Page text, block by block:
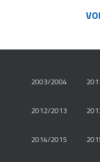
2003/2004
2012/2013
2014/2015